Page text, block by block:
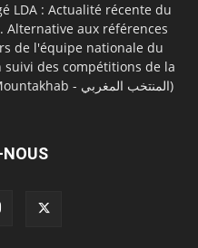
LDA : Actualité récente du
aux références
de l'équipe nationale du
suivi des compétitions de la
CAF et FIFA. (أسود الأطلس - Al Mountakhab - المنتخب المغربي)